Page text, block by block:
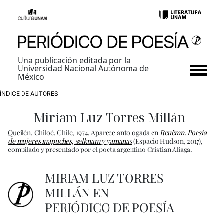
Una publicación editada por la
Universidad Nacional Autónoma de
México
ÍNDICE DE AUTORES
Miriam Luz Torres Millán
Queilén, Chiloé, Chile, 1974. Aparece antologada enReuëmn. Poesía
de mujeres mapuches, selknam y yamanas(Espacio Hudson, 2017),
compilado y presentado por el poeta argentino Cristian Aliaga.
MIRIAM LUZ TORRES
MILLÁN EN
PERIÓDICO DE POESÍA